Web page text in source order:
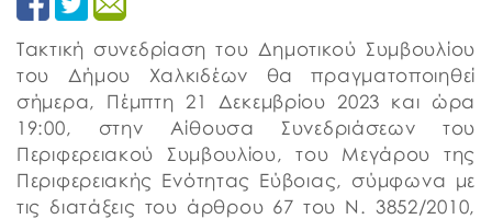
Τακτική συνεδρίαση του Δημοτικού Συμβουλίου
του Δήμου Χαλκιδέων θα πραγματοποιηθεί
σήμερα, Πέμπτη 21 Δεκεμβρίου 2023 και ώρα
19:00, στην Αίθουσα Συνεδριάσεων του
Περιφερειακού Συμβουλίου, του Μεγάρου της
Περιφερειακής Ενότητας Εύβοιας, σύμφωνα με
τις διατάξεις του άρθρου 67 του Ν. 3852/2010,